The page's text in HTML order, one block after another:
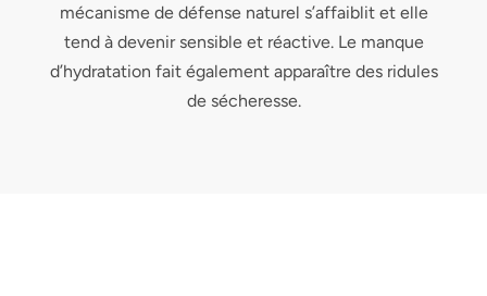
mécanisme de défense naturel s’affaiblit et elle
tend à devenir sensible et réactive. Le manque
d’hydratation fait également apparaître des ridules
de sécheresse.